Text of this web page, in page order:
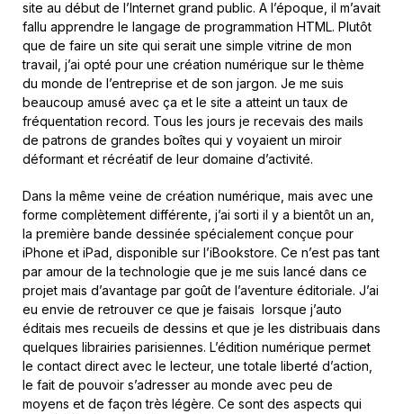
site au début de l’Internet grand public. A l’époque, il m’avait
fallu apprendre le langage de programmation HTML. Plutôt
que de faire un site qui serait une simple vitrine de mon
travail, j’ai opté pour une création numérique sur le thème
du monde de l’entreprise et de son jargon. Je me suis
beaucoup amusé avec ça et le site a atteint un taux de
fréquentation record. Tous les jours je recevais des mails
de patrons de grandes boîtes qui y voyaient un miroir
déformant et récréatif de leur domaine d’activité.
Dans la même veine de création numérique, mais avec une
forme complètement différente, j’ai sorti il y a bientôt un an,
la première bande dessinée spécialement conçue pour
iPhone et iPad, disponible sur l’iBookstore. Ce n’est pas tant
par amour de la technologie que je me suis lancé dans ce
projet mais d’avantage par goût de l’aventure éditoriale. J’ai
eu envie de retrouver ce que je faisais lorsque j’auto
éditais mes recueils de dessins et que je les distribuais dans
quelques librairies parisiennes. L’édition numérique permet
le contact direct avec le lecteur, une totale liberté d’action,
le fait de pouvoir s’adresser au monde avec peu de
moyens et de façon très légère. Ce sont des aspects qui